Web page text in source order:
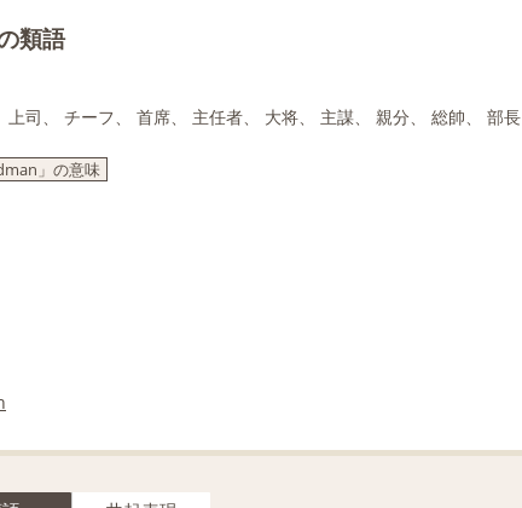
類語
司、 チーフ、 首席、 主任者、 大将、 主謀、 親分、 総帥、 部長
」の意味